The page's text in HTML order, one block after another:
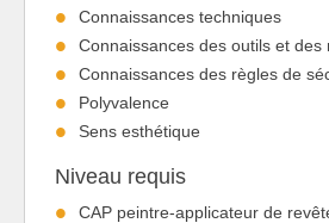
Connaissances techniques
Connaissances des outils et des
Connaissances des règles de
Polyvalence
Sens esthétique
Niveau requis
CAP peintre-applicateur de